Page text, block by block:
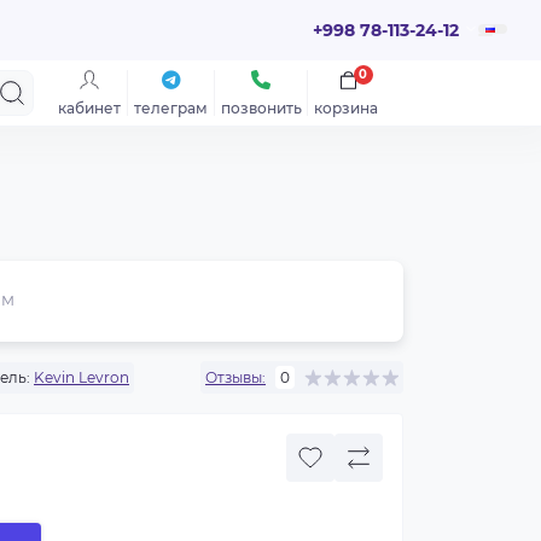
+998 78-113-24-12
кабинет телеграм позвонить корзина
0
Kevin Levron Отзывы: 0